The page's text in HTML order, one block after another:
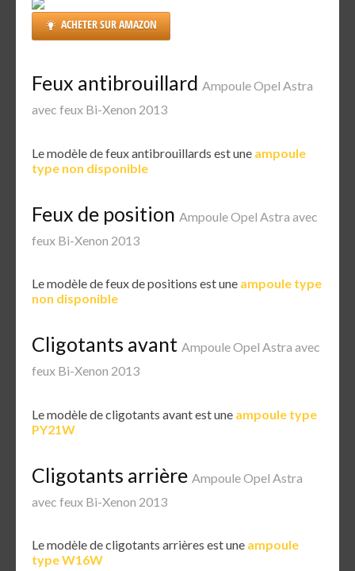
ACHETER SUR AMAZON
Feux antibrouillard Ampoule Opel Astra
avec feux Bi-Xenon 2013
Le modèle de feux antibrouillards est une ampoule
type non disponible
Feux de position Ampoule Opel Astra avec
feux Bi-Xenon 2013
Le modèle de feux de positions est une ampoule type
non disponible
Cligotants avant Ampoule Opel Astra avec
feux Bi-Xenon 2013
Le modèle de cligotants avant est une ampoule type
PY21W
Cligotants arrière Ampoule Opel Astra
avec feux Bi-Xenon 2013
Le modèle de cligotants arrières est une ampoule
type W16W